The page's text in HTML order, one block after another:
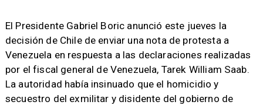
El Presidente Gabriel Boric anunció este jueves la
decisión de Chile de enviar una nota de protesta a
Venezuela en respuesta a las declaraciones realizadas
por el fiscal general de Venezuela, Tarek William Saab.
La autoridad había insinuado que el homicidio y
secuestro del exmilitar y disidente del gobierno de